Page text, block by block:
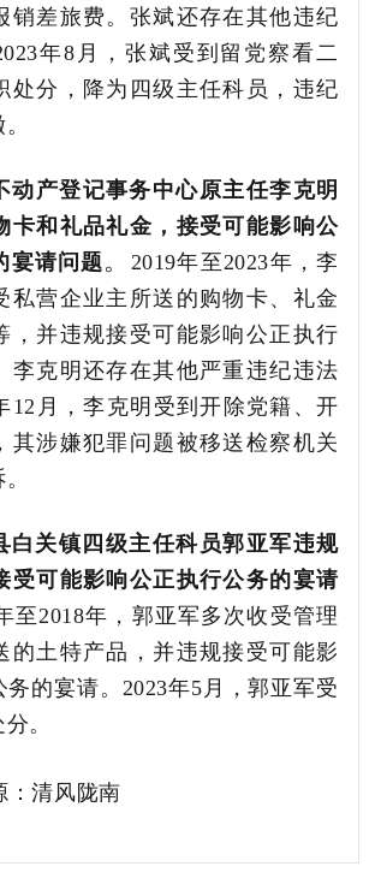
销差旅费。张斌还存在其他违纪
年8月，张斌受到留党察看二
处分，降为四级主任科员，违纪
。
动产登记事务中心原主任李克明
卡和礼品礼金，接受可能影响公
宴请问题。
2019年至2023年，李
私营企业主所送的购物卡、礼金
，并违规接受可能影响公正执行
李克明还存在其他严重违纪违法
12月，李克明受到开除党籍、开
其涉嫌犯罪问题被移送检察机关
。
白关镇四级主任科员郭亚军违规
受可能影响公正执行公务的宴请
至2018年，郭亚军多次收受管理
的土特产品，并违规接受可能影
的宴请。2023年5月，郭亚军受
分。
风陇南